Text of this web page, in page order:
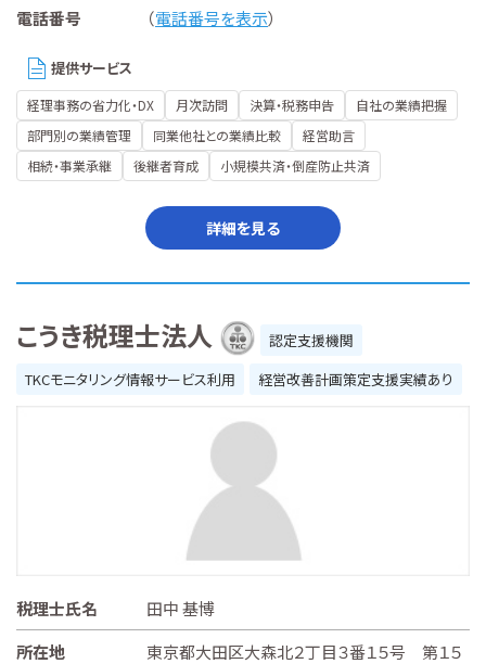
電話番号
（電話番号を表示）
提供サービス
経理事務の省力化・DX 月次訪問 決算・税務申告
自社の業績把握
部門別の業績管理
同業他社との業績比較
経営助言
相続・事業承継
後継者育成 小規模共済・倒産防止共済
詳細を見る
こうき税理士法人
認定支援機関
TKCモニタリング情報サービス利用
経営改善計画策定支援実績あり
税理士氏名
田中 基博
所在地
東京都大田区大森北２丁目３番１５号 第１５